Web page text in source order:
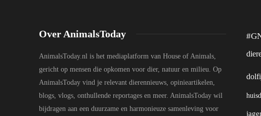
Over AnimalsToday
AnimalsToday.nl is het mediaplatform van House of Animals,
gericht op mensen die opkomen voor dier, natuur en milieu. Op
AnimalsToday vind je relevant dierennieuws, opinieartikelen,
blogs, vlogs, onthullende reportages en meer. AnimalsToday wil
bijdragen aan een duurzame en harmonieuze samenleving voor